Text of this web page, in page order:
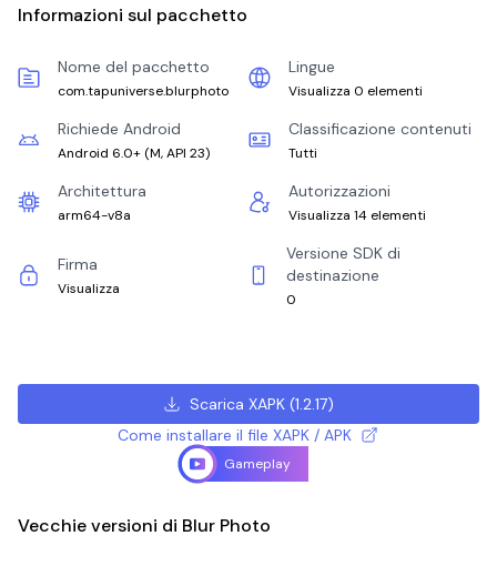
Informazioni sul pacchetto
Nome del pacchetto
com.tapuniverse.blurphoto
Lingue
Visualizza 0 elementi
Richiede Android
Android 6.0+ (M, API 23)
Classificazione contenuti
Tutti
Architettura
arm64-v8a
Autorizzazioni
Visualizza 14 elementi
Firma
Visualizza
Versione SDK di
destinazione
0
Scarica XAPK(1.2.17)
Come installare il file XAPK / APK
Gameplay
Vecchie versioni di Blur Photo